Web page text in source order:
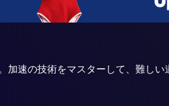
速の技術をマスターして、難し